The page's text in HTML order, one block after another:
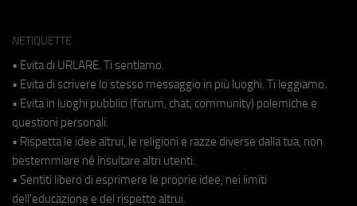
NETIQUETTE
• Evita di URLARE. Ti sentiamo.
• Evita di scrivere lo stesso messaggio in più luoghi. Ti leggiamo.
• Evita in luoghi pubblici (forum, chat, community) polemiche e
questioni personali.
• Rispetta le idee altrui, le religioni e razze diverse dalla tua, non
bestemmiare né insultare altri utenti.
• Sentiti libero di esprimere le proprie idee, nei limiti
dell'educazione e del rispetto altrui.